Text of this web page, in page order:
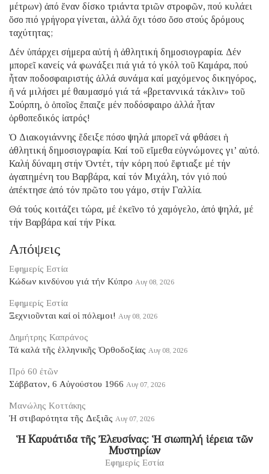
μέτρων) ἀπό ἕναν δίσκο τριάντα τριῶν στροφῶν, πού κυλάει
ὅσο πιό γρήγορα γίνεται, ἀλλά ὄχι τόσο ὅσο στούς δρόμους
ταχύτητας;
Δέν ὑπάρχει σήμερα αὐτή ἡ ἀθλητική δημοσιογραφία. Δέν
μπορεῖ κανείς νά φωνάξει πιά γιά τό γκόλ τοῦ Καμάρα, πού
ἦταν ποδοσφαιριστής ἀλλά συνάμα καί μαχόμενος δικηγόρος,
ἤ νά μιλήσει μέ θαυμασμό γιά τά «βρεταννικά τάκλιν» τοῦ
Σούρπη, ὁ ὁποῖος ἔπαιζε μέν ποδόσφαιρο ἀλλά ἦταν
ὀρθοπεδικός ἰατρός!
Ὁ Διακογιάννης ἔδειξε πόσο ψηλά μπορεῖ νά φθάσει ἡ
ἀθλητική δημοσιογραφία. Καί τοῦ εἴμεθα εὐγνώμονες γι’ αὐτό.
Καλή δύναμη στήν Ὀντέτ, τήν κόρη πού ἔφτιαξε μέ τήν
ἀγαπημένη του Βαρβάρα, καί τόν Μιχάλη, τόν γιό πού
ἀπέκτησε ἀπό τόν πρῶτο του γάμο, στήν Γαλλία.
Θά τούς κοιτάζει τώρα, μέ ἐκεῖνο τό χαμόγελο, ἀπό ψηλά, μέ
τήν Βαρβάρα καί τήν Ρίκα.
Απόψεις
Εφημερίς Εστία
Κώδων κινδύνου γιά τήν Κύπρο Αυγ 08, 2026
Εφημερίς Εστία
Ξεχνιοῦνται καί οἱ πόλεμοι! Αυγ 08, 2026
Δημήτρης Καπράνος
Τά καλά τῆς ἑλληνικῆς Ὀρθοδοξίας Αυγ 08, 2026
Πρό 60 ἐτῶν
Σάββατον, 6 Αὐγούστου 1966 Αυγ 07, 2026
Μανώλης Κοττάκης
Ἡ στιβαρότητα τῆς Δεξιᾶς Αυγ 07, 2026
Ἡ Καρυάτιδα τῆς Ἐλευσίνας: Ἡ σιωπηλή ἱέρεια τῶν
Μυστηρίων
Εφημερίς Εστία